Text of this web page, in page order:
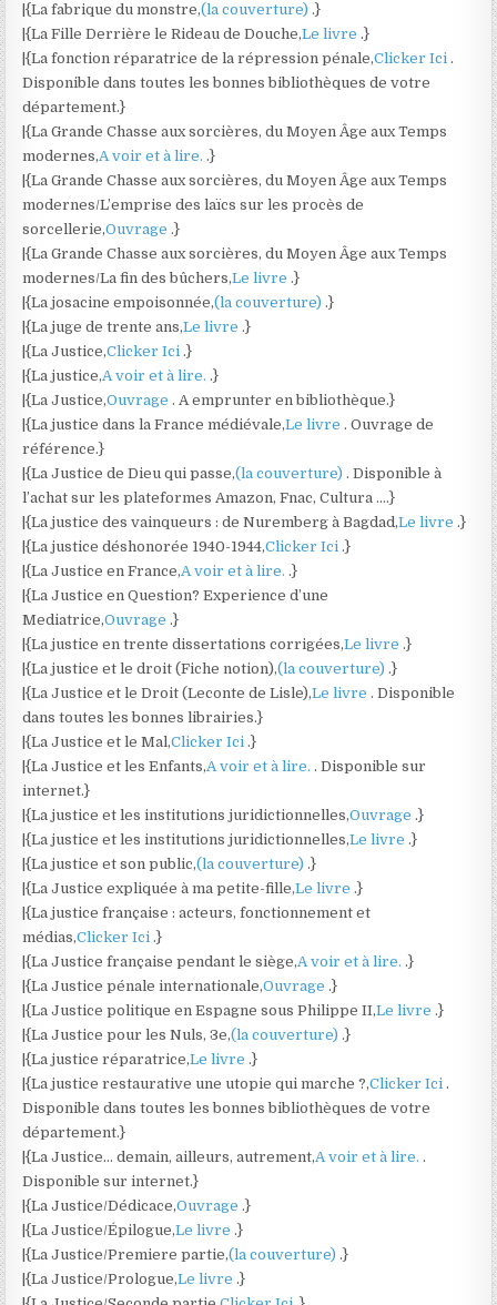
|{La fabrique du monstre,(la couverture).}
|{La Fille Derrière le Rideau de Douche,Le livre.}
|{La fonction réparatrice de la répression pénale,Clicker Ici.
Disponible dans toutes les bonnes bibliothèques de votre
département.}
|{La Grande Chasse aux sorcières, du Moyen Âge aux Temps
modernes,A voir et à lire..}
|{La Grande Chasse aux sorcières, du Moyen Âge aux Temps
modernes/L’emprise des laïcs sur les procès de
sorcellerie,Ouvrage.}
|{La Grande Chasse aux sorcières, du Moyen Âge aux Temps
modernes/La fin des bûchers,Le livre.}
|{La josacine empoisonnée,(la couverture).}
|{La juge de trente ans,Le livre.}
|{La Justice,Clicker Ici.}
|{La justice,A voir et à lire..}
|{La Justice,Ouvrage. A emprunter en bibliothèque.}
|{La justice dans la France médiévale,Le livre. Ouvrage de
référence.}
|{La Justice de Dieu qui passe,(la couverture). Disponible à
l’achat sur les plateformes Amazon, Fnac, Cultura ….}
|{La justice des vainqueurs : de Nuremberg à Bagdad,Le livre.}
|{La justice déshonorée 1940-1944,Clicker Ici.}
|{La Justice en France,A voir et à lire..}
|{La Justice en Question? Experience d’une
Mediatrice,Ouvrage.}
|{La justice en trente dissertations corrigées,Le livre.}
|{La justice et le droit (Fiche notion),(la couverture).}
|{La Justice et le Droit (Leconte de Lisle),Le livre. Disponible
dans toutes les bonnes librairies.}
|{La Justice et le Mal,Clicker Ici.}
|{La Justice et les Enfants,A voir et à lire.. Disponible sur
internet.}
|{La justice et les institutions juridictionnelles,Ouvrage.}
|{La justice et les institutions juridictionnelles,Le livre.}
|{La justice et son public,(la couverture).}
|{La Justice expliquée à ma petite-fille,Le livre.}
|{La justice française : acteurs, fonctionnement et
médias,Clicker Ici.}
|{La Justice française pendant le siège,A voir et à lire..}
|{La Justice pénale internationale,Ouvrage.}
|{La Justice politique en Espagne sous Philippe II,Le livre.}
|{La Justice pour les Nuls, 3e,(la couverture).}
|{La justice réparatrice,Le livre.}
|{La justice restaurative une utopie qui marche ?,Clicker Ici.
Disponible dans toutes les bonnes bibliothèques de votre
département.}
|{La Justice… demain, ailleurs, autrement,A voir et à lire..
Disponible sur internet.}
|{La Justice/Dédicace,Ouvrage.}
|{La Justice/Épilogue,Le livre.}
|{La Justice/Premiere partie,(la couverture).}
|{La Justice/Prologue,Le livre.}